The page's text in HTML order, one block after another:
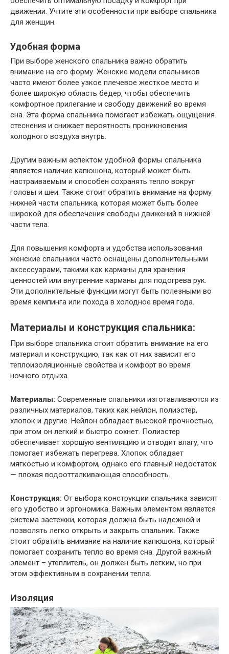
движении. Учтите эти особенности при выборе спальника
для женщин.
Удобная форма
При выборе женского спальника важно обратить
внимание на его форму. Женские модели спальников
часто имеют более узкое плечевое жесткое место и
более широкую область бедер, чтобы обеспечить
комфортное прилегание и свободу движений во время
сна. Эта форма спальника помогает избежать ощущения
стеснения и снижает вероятность проникновения
холодного воздуха внутрь.
Другим важным аспектом удобной формы спальника
является наличие капюшона, который может быть
настраиваемым и способен сохранять тепло вокруг
головы и шеи. Также стоит обратить внимание на форму
нижней части спальника, которая может быть более
широкой для обеспечения свободы движений в нижней
части тела.
Для повышения комфорта и удобства использования
женские спальники часто оснащены дополнительными
аксессуарами, такими как карманы для хранения
ценностей или внутренние карманы для подогрева рук.
Эти дополнительные функции могут быть полезными во
время кемпинга или похода в холодное время года.
Материалы и конструкция спальника:
При выборе спальника стоит обратить внимание на его
материал и конструкцию, так как от них зависит его
теплоизоляционные свойства и комфорт во время
ночного отдыха.
Материалы: Современные спальники изготавливаются из
различных материалов, таких как нейлон, полиэстер,
хлопок и другие. Нейлон обладает высокой прочностью,
при этом он легкий и быстро сохнет. Полиэстер
обеспечивает хорошую вентиляцию и отводит влагу, что
помогает избежать перегрева. Хлопок обладает
мягкостью и комфортом, однако его главный недостаток
— плохая водоотталкивающая способность.
Конструкция: От выбора конструкции спальника зависят
его удобство и эргономика. Важным элементом является
система застежки, которая должна быть надежной и
позволять легко открыть и закрыть спальник. Также
стоит обратить внимание на наличие капюшона, который
помогает сохранить тепло во время сна. Другой важный
элемент – утеплитель, он должен быть легким, но при
этом эффективным в сохранении тепла.
Изоляция